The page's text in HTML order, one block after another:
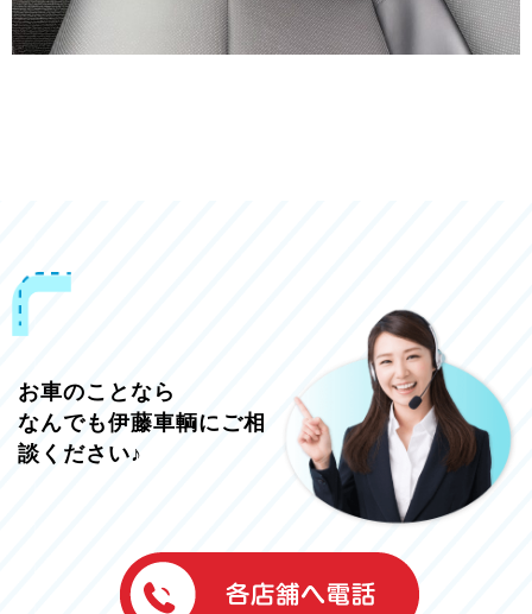
お車のことなら
なんでも伊藤車輌にご相
談ください♪
伊藤車輌（本社）
050-5851-0337